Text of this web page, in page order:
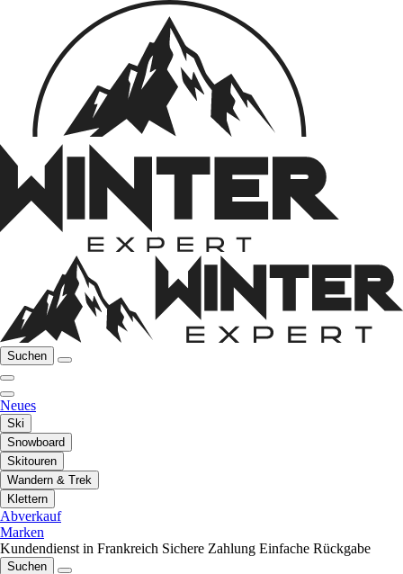
Suchen
Neues
Ski
Snowboard
Skitouren
Wandern & Trek
Klettern
Abverkauf
Marken
Kundendienst in Frankreich Sichere Zahlung Einfache Rückgabe
Suchen